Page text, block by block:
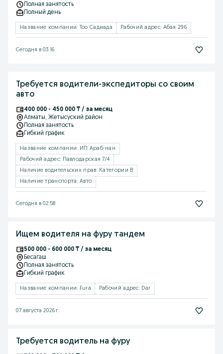
Полная занятость
Полный день
Название компании: Тоо Садиада Рабочий адрес: Абая 296
Сегодня в 03:16
Требуется водители-экспедиторы со своим
авто
400 000 - 450 000 ₸ / за месяц
Алматы, Жетысуский район
Полная занятость
Гибкий график
Название компании: ИП Араб-нан
Рабочий адрес: Павлодарская 7/4
Наличие водительских прав: Категории B
Наличие транспорта: Авто
Сегодня в 02:58
Ищем водителя на фуру тандем
500 000 - 600 000 ₸ / за месяц
Бесагаш
Полная занятость
Гибкий график
Название компании: Fura Рабочий адрес: Dar
07 августа 2026 г.
Требуется водитель на фуру